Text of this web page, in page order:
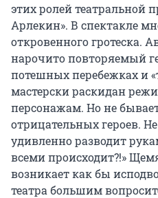
этих ролей театральной
Арлекин». В спектакле
откровенного гротеска.
нарочито повторяемый
потешных перебежках и
мастерски раскидан
персонажам. Но не
отрицательных героев.
удивленно разводит
всеми происходит?!»
возникает как бы
театра большим